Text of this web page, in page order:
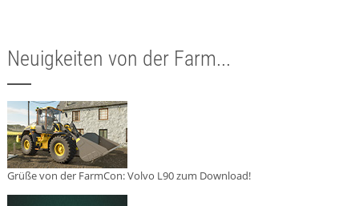
Neuigkeiten von der Farm...
Grüße von der FarmCon: Volvo L90 zum Download!